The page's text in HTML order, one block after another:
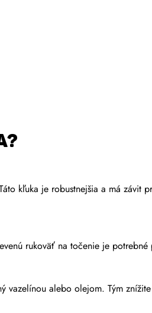
kľuka je robustnejšia a má závit
rukoväť na točenie je
vazelínou alebo olejom. Tým